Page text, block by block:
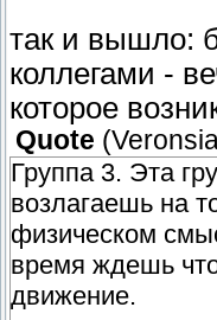
так и вышло:
коллегами -
которое
Quote (
Группа 3. Эта
возлагаешь на
физическом
время ждешь
движение.